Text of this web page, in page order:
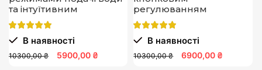
та інтуїтивним
керуванням
В наявності
10300,00 ₴ 5900,00 ₴
регулюванням
температури, 4
режимами подачі води
та налаштуванням тиску
В наявності
10300,00 ₴ 6900,00 ₴